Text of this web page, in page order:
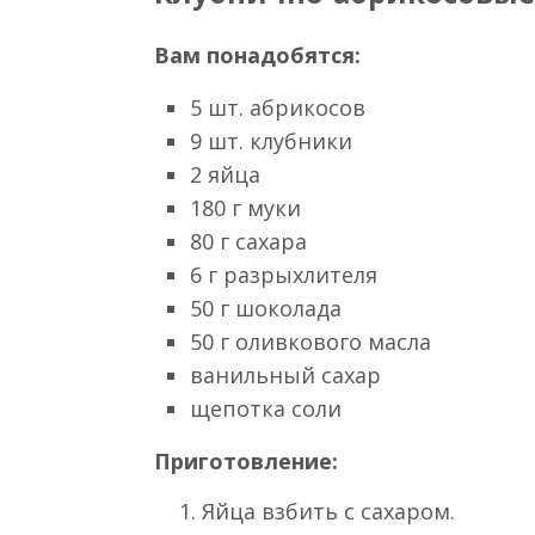
Затем добавить ванилин,
На 3/4 заполнить формочки
Положить на каждый кекс по
При помощи зубочистки
образом, чтобы часть пасты
Поставить формочки с
минут.
После этого кексы остудить
пасты.
Клубнично-абрикосовые
Вам понадобятся:
5 шт. абрикосов